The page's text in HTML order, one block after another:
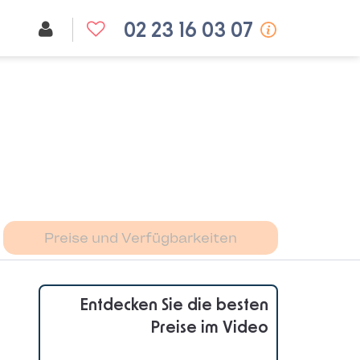
02 23 16 03 07
Preise und Verfügbarkeiten
Entdecken Sie die besten
Preise im Video